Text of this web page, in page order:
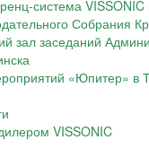
система VISSONIC
Собрания
зал заседаний
«Юпитер» в
VISSONIC